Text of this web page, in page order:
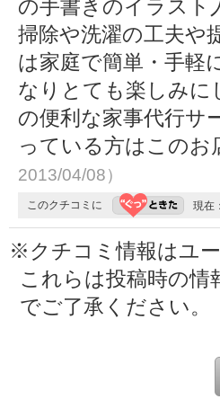
の手書きのイラスト
掃除や洗濯の工夫や
は家庭で簡単・手軽
なりとても楽しみに
の便利な家事代行サ
っている方はこの
2013/04/08）
このクチコミに 現在：
※クチコミ情報はユ
これらは投稿時の
でご了承ください。